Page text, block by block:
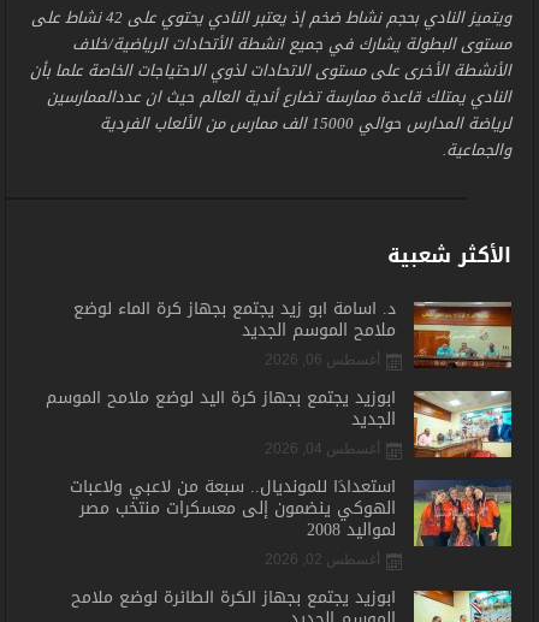
ويتميز النادي بحجم نشاط ضخم إذ يعتبر النادي يحتوي على 42 نشاط على
مستوى البطولة يشارك في جميع انشطة الأتحادات الرياضية/خلاف
الأنشطة الأخرى على مستوى الاتحادات لذوي الاحتياجات الخاصة علما بأن
النادي يمتلك قاعدة ممارسة تضارع أندية العالم حيث ان عددالممارسين
لرياضة المدارس حوالي 15000 الف ممارس من الألعاب الفردية
والجماعية.
الأكثر شعبية
د. أسامة أبو زيد يجتمع بجهاز كرة الماء لوضع
ملامح الموسم الجديد
أغسطس 06, 2026
أبوزيد يجتمع بجهاز كرة اليد لوضع ملامح الموسم
الجديد
أغسطس 04, 2026
استعدادًا للمونديال.. سبعة من لاعبي ولاعبات
الهوكي ينضمون إلى معسكرات منتخب مصر
لمواليد 2008
أغسطس 02, 2026
أبوزيد يجتمع بجهاز الكرة الطائرة لوضع ملامح